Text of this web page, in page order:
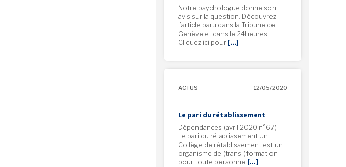
Notre psychologue donne son
avis sur la question. Découvrez
l’article paru dans la Tribune de
Genève et dans le 24heures!
Cliquez ici pour […]
ACTUS 12/05/2020
Le pari du rétablissement
Dépendances (avril 2020 n°67) |
Le pari du rétablissement Un
Collège de rétablissement est un
organisme de (trans-)formation
pour toute personne […]